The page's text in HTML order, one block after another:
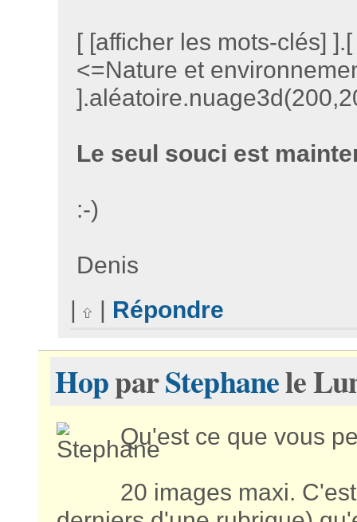
[ [afficher les mots-clés]
<=Nature et
Le seul souci est
:-)
Denis
|
Répondre
HopparStephanele
Qu'est ce que vous
20 images maxi.